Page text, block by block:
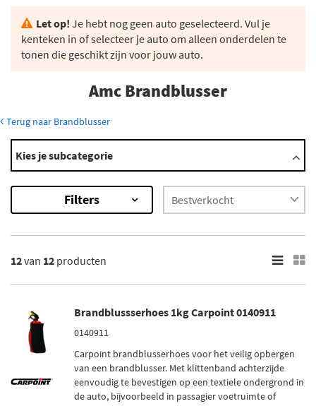
Let op! Je hebt nog geen auto geselecteerd. Vul je
kenteken in of selecteer je auto om alleen onderdelen te
tonen die geschikt zijn voor jouw auto.
Amc Brandblusser
Terug naar Brandblusser
Modellen
Concord
Eagle
Javelin
Matador
×
Resultaten
Merk
Carpoint (1)
Anaf (2)
Kies je subcategorie
Filters
12van 12 producten
Brandblussserhoes 1kg Carpoint 0140911
0140911
Carpoint brandblusserhoes voor het veilig opbergen
van een brandblusser. Met klittenband achterzijde
eenvoudig te bevestigen op een textiele ondergrond in
de auto, bijvoorbeeld in passagier voetruimte of